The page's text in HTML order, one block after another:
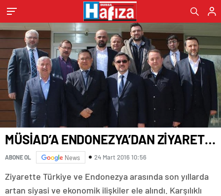
MÜSİAD’A ENDONEZYA’DAN ZİYARET…
ABONE OL News 24 Mart 2016 10:56
Ziyarette Türkiye ve Endonezya arasında son yıllarda
artan siyasi ve ekonomik ilişkiler ele alındı. Karşılıklı